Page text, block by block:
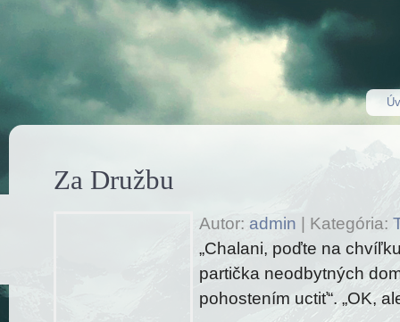
Za Družbu
Autor: admin | Kategória:
„Chalani, poďte na
partička neodbytných
pohostením uctiť“. „OK,